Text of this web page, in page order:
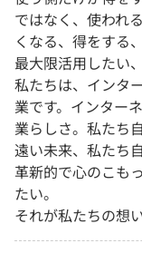
ではなく、使われ
くなる、得をする
最大限活用したい
私たちは、インタ
業です。インター
業らしさ。私たち
遠い未来、私たち
革新的で心のこも
たい。
それが私たちの想い